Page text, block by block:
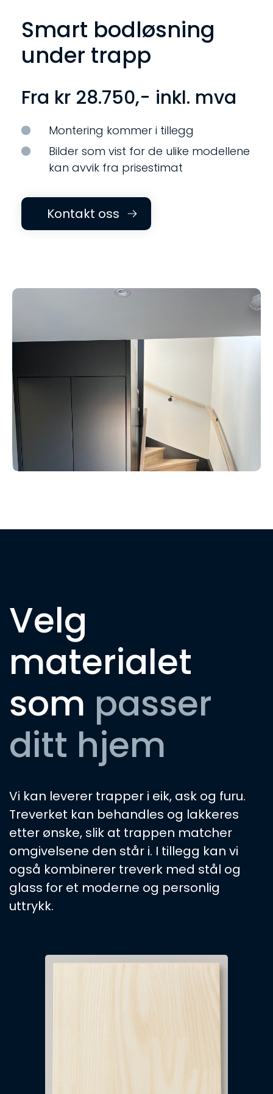
Smart bodløsning
under trapp
Fra kr 28.750,- inkl. mva
Montering kommer i tillegg
Bilder som vist for de ulike modellene
kan avvik fra prisestimat
Kontakt oss
Velg
materialet
som passer
ditt hjem
Vi kan leverer trapper i eik, ask og furu.
Treverket kan behandles og lakkeres
etter ønske, slik at trappen matcher
omgivelsene den står i. I tillegg kan vi
også kombinerer treverk med stål og
glass for et moderne og personlig
uttrykk.